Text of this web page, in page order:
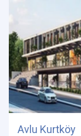
Avlu Kurtköy